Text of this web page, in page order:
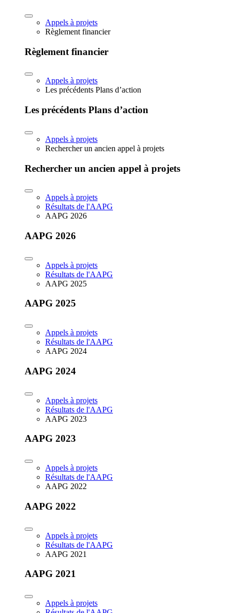
Appels à projets
Règlement financier
Règlement financier
Appels à projets
Les précédents Plans d’action
Les précédents Plans d’action
Appels à projets
Rechercher un ancien appel à projets
Rechercher un ancien appel à projets
Appels à projets
Résultats de l'AAPG
AAPG 2026
AAPG 2026
Appels à projets
Résultats de l'AAPG
AAPG 2025
AAPG 2025
Appels à projets
Résultats de l'AAPG
AAPG 2024
AAPG 2024
Appels à projets
Résultats de l'AAPG
AAPG 2023
AAPG 2023
Appels à projets
Résultats de l'AAPG
AAPG 2022
AAPG 2022
Appels à projets
Résultats de l'AAPG
AAPG 2021
AAPG 2021
Appels à projets